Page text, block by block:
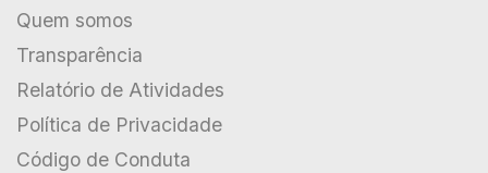
Quem somos
Transparência
Relatório de Atividades
Política de Privacidade
Código de Conduta